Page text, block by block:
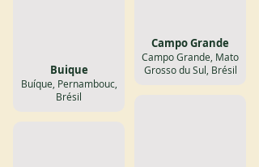
Buique
Buíque, Pernambouc,
Brésil
Campo Grande
Campo Grande, Mato
Grosso du Sul, Brésil